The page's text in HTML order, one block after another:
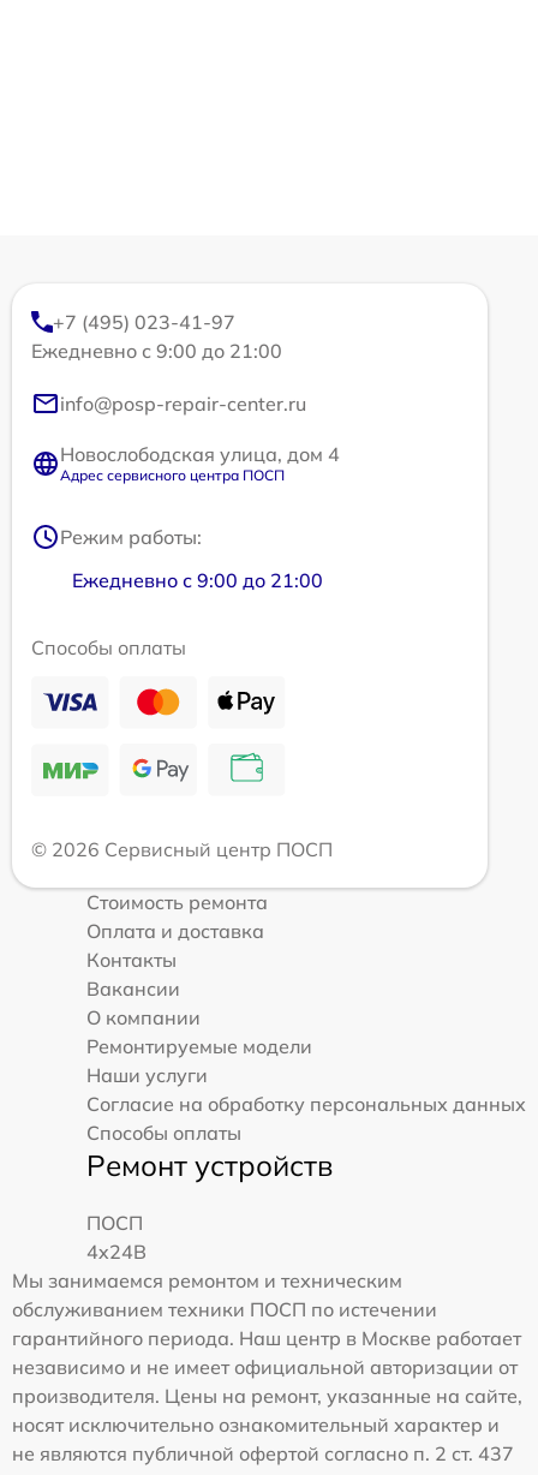
+7 (495) 023-41-97
Ежедневно с 9:00 до 21:00
info@posp-repair-center.ru
Новослободская улица, дом 4
Адрес сервисного центра ПОСП
Режим работы:
Ежедневно с 9:00 до 21:00
Способы оплаты
© 2026 Сервисный центр ПОСП
Стоимость ремонта
Оплата и доставка
Контакты
Вакансии
О компании
Ремонтируемые модели
Наши услуги
Согласие на обработку персональных данных
Способы оплаты
Ремонт устройств
ПОСП
4x24B
Мы занимаемся ремонтом и техническим
обслуживанием техники ПОСП по истечении
гарантийного периода. Наш центр в Москве работает
независимо и не имеет официальной авторизации от
производителя. Цены на ремонт, указанные на сайте,
носят исключительно ознакомительный характер и
не являются публичной офертой согласно п. 2 ст. 437